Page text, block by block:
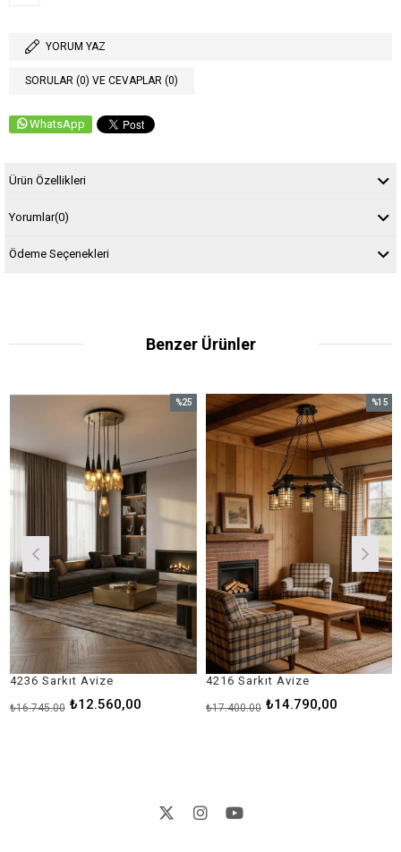
YORUM YAZ
SORULAR (0) VE CEVAPLAR (0)
WhatsApp
Ürün Özellikleri
Yorumlar(0)
Ödeme Seçenekleri
Benzer Ürünler
Sarkıt Avize
₺12.560,00
4216 Sarkıt Avize
₺14.790,00
₺17.400,00
%15
İndirim
%15İndirim